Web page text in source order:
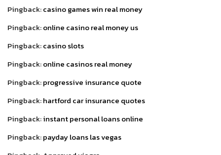
Pingback:casino games win real money
Pingback:online casino real money us
Pingback:casino slots
Pingback:online casinos real money
Pingback:progressive insurance quote
Pingback:hartford car insurance quotes
Pingback:instant personal loans online
Pingback:payday loans las vegas